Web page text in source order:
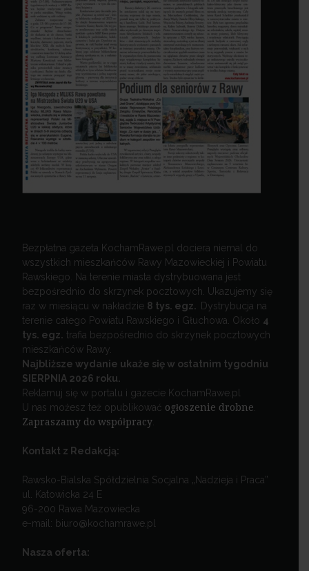
Bezpłatna gazeta KochamRawe.pl dociera niemal do
wszystkich mieszkańców Rawy Mazowieckiej i Powiatu
Rawskiego. Na terenie miasta dystrybuowana jest
bezpośrednio do skrzynek pocztowych. Ukazujemy się
raz w miesiącu w nakładzie 8 tys. egz.
Dystrybucja na
terenie całego Powiatu Rawskiego i Głuchowa. Około 4
tys. egz. trafia bezpośrednio do skrzynek pocztowych
mieszkańców Rawy.
Najbliższe wydanie ukaże się w ostatnim tygodniu
SIERPNIA 2026 roku.
Reklamuj się w portalu i gazecie KochamRawe.pl
U nas możesz też opublikować ogłoszenie drobne
Zapraszamy do współpracy.
Kontakt z Redakcją:
Rawsko-Bialska Spółdzielnia Socjalna „Nadzieja i Praca”
ul. Katowicka 24 E
96-200 Rawa Mazowiecka
e-mail: biuro@kochamrawe.pl
Nasza oferta: